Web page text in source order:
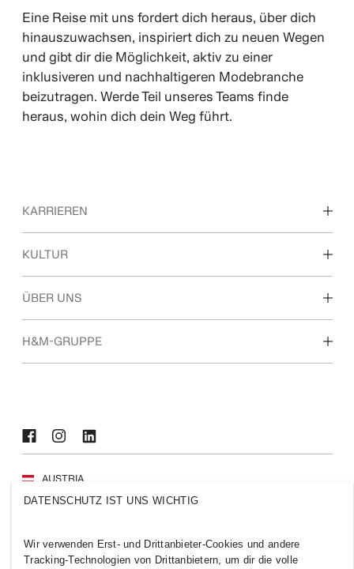
Eine Reise mit uns fordert dich heraus, über dich
hinauszuwachsen, inspiriert dich zu neuen Wegen
und gibt dir die Möglichkeit, aktiv zu einer
inklusiveren und nachhaltigeren Modebranche
beizutragen. Werde Teil unseres Teams finde
heraus, wohin dich dein Weg führt.
KARRIEREN
Unsere Arbeitsbereiche
KULTUR
Kultur & Benefits
ÜBER UNS
Über uns
H&M-GRUPPE
AUSTRIA
DATENSCHUTZ IST UNS WICHTIG
Wir verwenden Erst- und Drittanbieter-Cookies und andere
Tracking-Technologien von Drittanbietern, um dir die volle